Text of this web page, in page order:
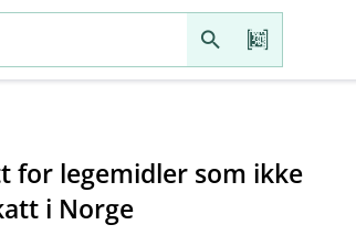
for legemidler som ikke
i Norge